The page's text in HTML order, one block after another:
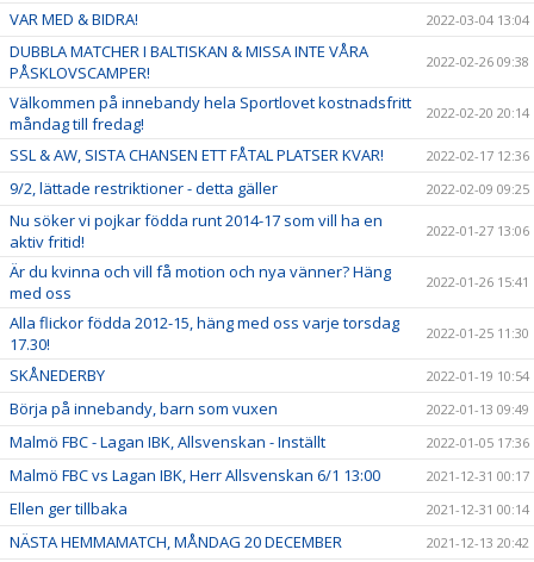
VAR MED & BIDRA! 2022-03-04 13:04
DUBBLA MATCHER I BALTISKAN & MISSA INTE VÅRA
PÅSKLOVSCAMPER!
2022-02-26 09:38
Välkommen på innebandy hela Sportlovet kostnadsfritt
måndag till fredag!
2022-02-20 20:14
SSL & AW, SISTA CHANSEN ETT FÅTAL PLATSER KVAR! 2022-02-17 12:36
9/2, lättade restriktioner - detta gäller 2022-02-09 09:25
Nu söker vi pojkar födda runt 2014-17 som vill ha en
aktiv fritid!
2022-01-27 13:06
Är du kvinna och vill få motion och nya vänner? Häng
med oss
2022-01-26 15:41
Alla flickor födda 2012-15, häng med oss varje torsdag
17.30!
2022-01-25 11:30
SKÅNEDERBY 2022-01-19 10:54
Börja på innebandy, barn som vuxen 2022-01-13 09:49
Malmö FBC - Lagan IBK, Allsvenskan - Inställt 2022-01-05 17:36
Malmö FBC vs Lagan IBK, Herr Allsvenskan 6/1 13:00 2021-12-31 00:17
Ellen ger tillbaka 2021-12-31 00:14
NÄSTA HEMMAMATCH, MÅNDAG 20 DECEMBER 2021-12-13 20:42